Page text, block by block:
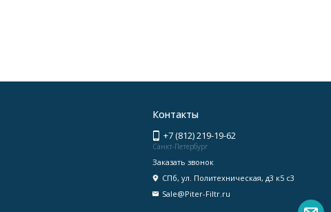
Контакты
+7 (812) 219-19-62
Санкт-Петербург
Заказать звонок
СПб, ул. Политехническая, д3 к5 с3
Sale@Piter-Filtr.ru